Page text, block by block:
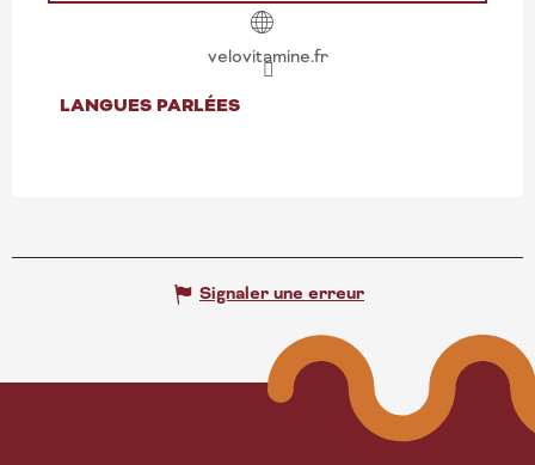
velovitamine.fr
LANGUES PARLÉES
LANGUES PARLÉES
Signaler une erreur